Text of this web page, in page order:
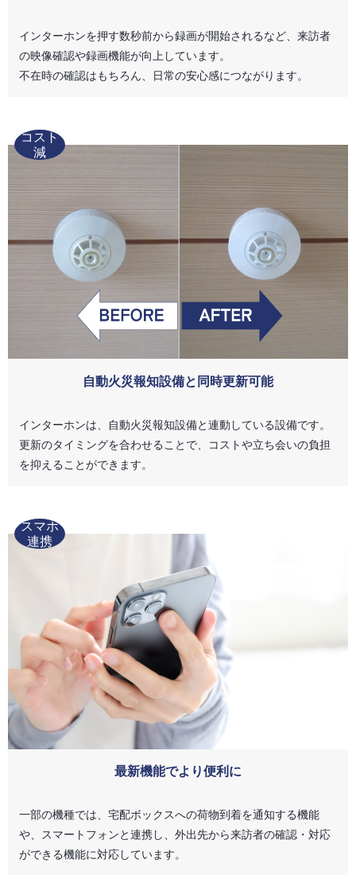
インターホンを押す数秒前から録画が開始されるなど、来訪者
の映像確認や録画機能が向上しています。
不在時の確認はもちろん、日常の安心感につながります。
コスト
減
自動火災報知設備と同時更新可能
インターホンは、自動火災報知設備と連動している設備です。
更新のタイミングを合わせることで、コストや立ち会いの負担
を抑えることができます。
スマホ
連携
最新機能でより便利に
一部の機種では、宅配ボックスへの荷物到着を通知する機能
や、スマートフォンと連携し、外出先から来訪者の確認・対応
ができる機能に対応しています。